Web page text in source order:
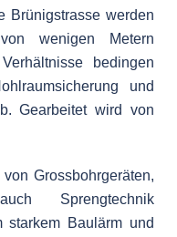
Brünigstrasse werden
wenigen Metern
bedingen
und
Gearbeitet wird von
Grossbohrgeräten,
Sprengtechnik
starkem Baulärm und